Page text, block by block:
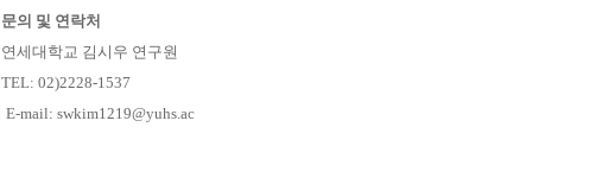
문의 및 연락처
연세대학교 김시우 연구원
TEL: 02)2228-1537
E-mail: swkim1219@yuhs.ac